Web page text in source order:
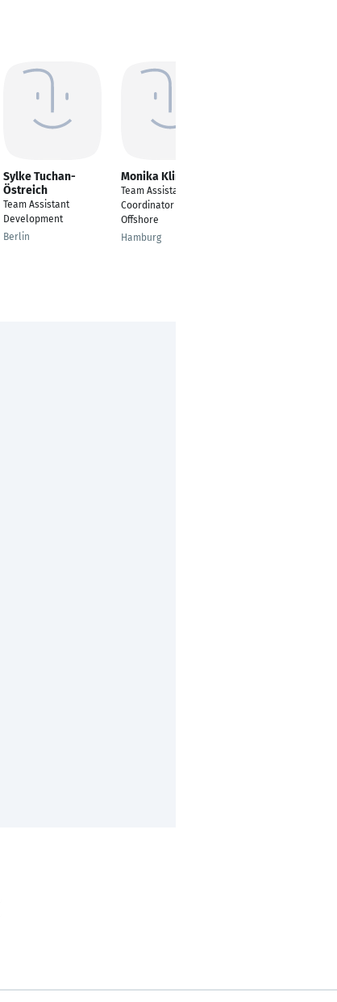
Sylke Tuchan-
Östreich
Team Assistant
Development
Berlin
Monika Klintzsch
Team Assistant &
Coordinator - BA Wind
Offshore
Hamburg